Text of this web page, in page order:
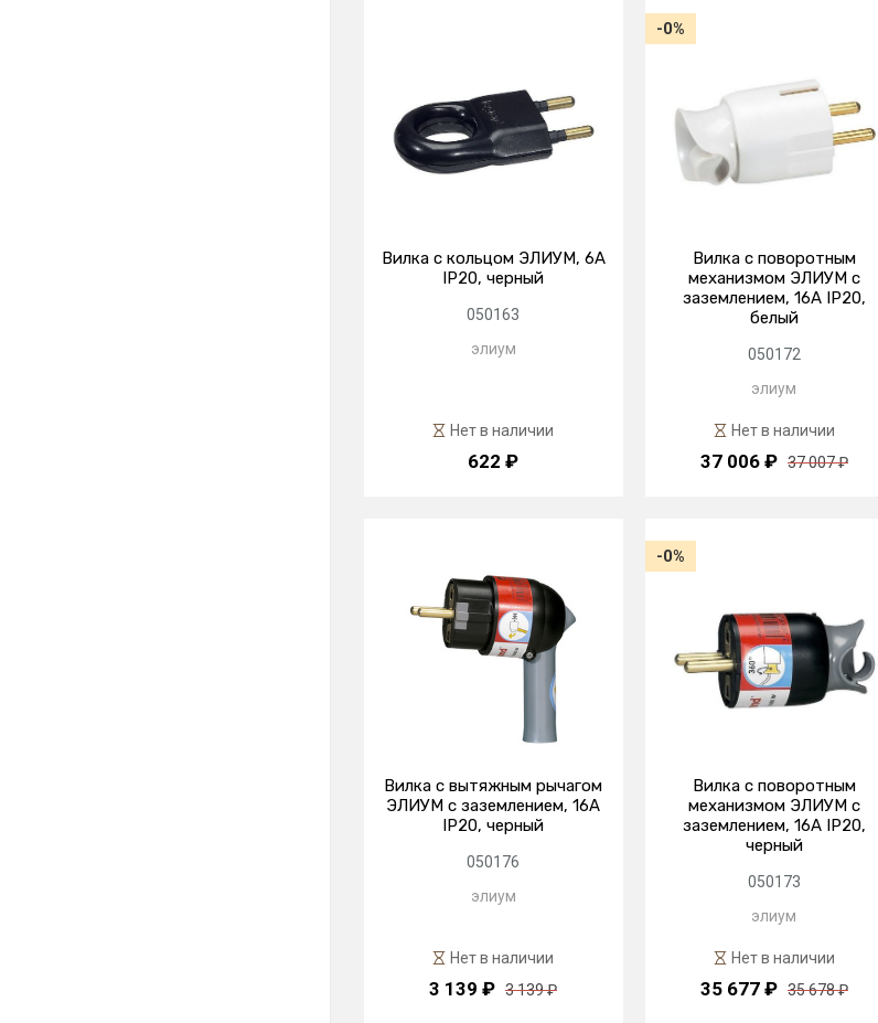
Вилка с кольцом ЭЛИУМ, 6А
IP20, черный
050163
элиум
Нет в наличии
622 ₽
-0%
Вилка с поворотным
механизмом ЭЛИУМ с
заземлением, 16А IP20,
белый
050172
элиум
Нет в наличии
37 006 ₽ 37 007 ₽
Вилка с вытяжным рычагом
ЭЛИУМ с заземлением, 16А
IP20, черный
050176
элиум
Нет в наличии
3 139 ₽ 3 139 ₽
-0%
Вилка с поворотным
механизмом ЭЛИУМ с
заземлением, 16А IP20,
черный
050173
элиум
Нет в наличии
35 677 ₽ 35 678 ₽